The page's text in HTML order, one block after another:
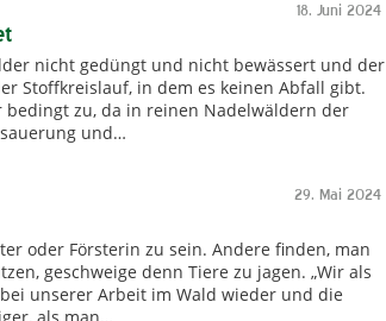
18. Juni 2024
nicht gedüngt und nicht bewässert und der
Stoffkreislauf, in dem es keinen Abfall gibt.
zu, da in reinen Nadelwäldern der
und…
29. Mai 2024
oder Försterin zu sein. Andere finden, man
geschweige denn Tiere zu jagen. „Wir als
unserer Arbeit im Wald wieder und die